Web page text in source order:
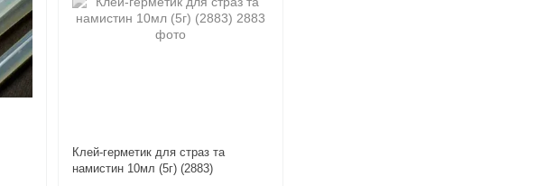
Клей-герметик для страз та
намистин 10мл (5г) (2883)